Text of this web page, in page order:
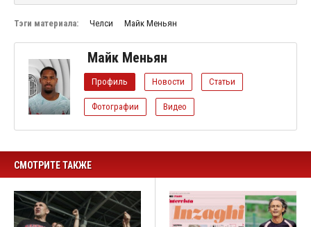
Тэги материала: Челси Майк Меньян
Майк Меньян
Профиль Новости Статьи
Фотографии Видео
СМОТРИТЕ ТАКЖЕ